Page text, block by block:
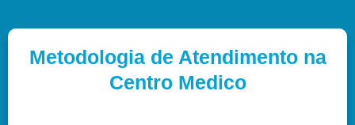
Metodologia de Atendimento na
Centro Medico